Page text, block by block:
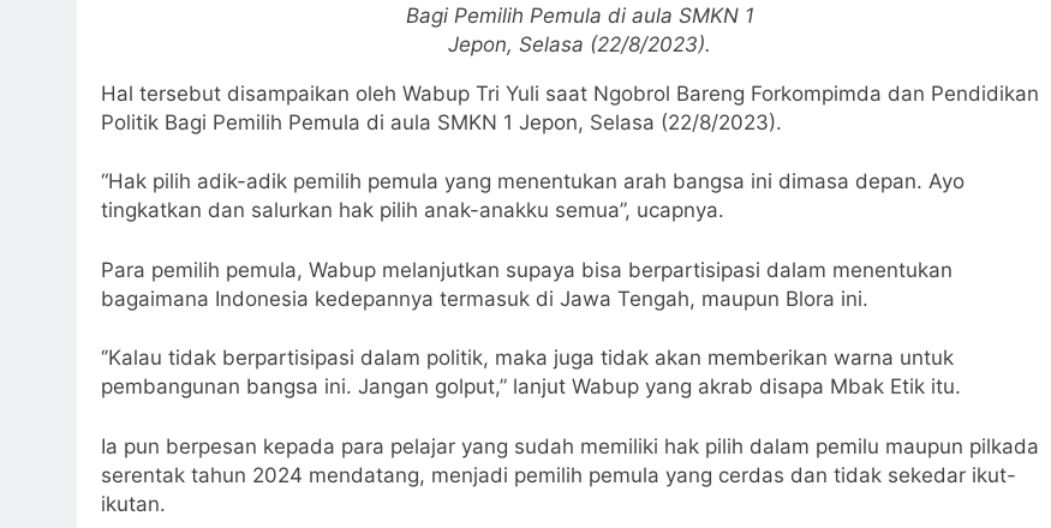
Bagi Pemilih Pemula di aula SMKN 1
Jepon, Selasa (22/8/2023).
Hal tersebut disampaikan oleh Wabup Tri Yuli saat Ngobrol Bareng Forkompimda dan Pendidikan
Politik Bagi Pemilih Pemula di aula SMKN 1 Jepon, Selasa (22/8/2023).
“Hak pilih adik-adik pemilih pemula yang menentukan arah bangsa ini dimasa depan. Ayo
tingkatkan dan salurkan hak pilih anak-anakku semua”, ucapnya.
Para pemilih pemula, Wabup melanjutkan supaya bisa berpartisipasi dalam menentukan
bagaimana Indonesia kedepannya termasuk di Jawa Tengah, maupun Blora ini.
‘’Kalau tidak berpartisipasi dalam politik, maka juga tidak akan memberikan warna untuk
pembangunan bangsa ini. Jangan golput,” lanjut Wabup yang akrab disapa Mbak Etik itu.
Ia pun berpesan kepada para pelajar yang sudah memiliki hak pilih dalam pemilu maupun pilkada
serentak tahun 2024 mendatang, menjadi pemilih pemula yang cerdas dan tidak sekedar ikut-
ikutan.